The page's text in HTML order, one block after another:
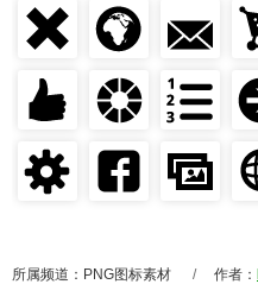
所属频道： PNG图标素材 / 作者：